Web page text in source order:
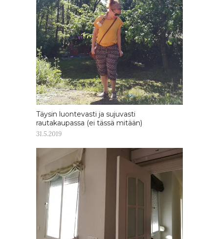
Täysin luontevasti ja sujuvasti
rautakaupassa (ei tässä mitään)
31.5.2019